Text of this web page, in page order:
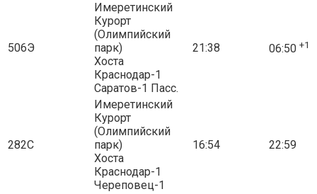
506Э
Имеретинский
Курорт
(Олимпийский
парк)
Хоста
Краснодар-1
Саратов-1 Пасс.
21:38 06:50 +1
282С
Имеретинский
Курорт
(Олимпийский
парк)
Хоста
Краснодар-1
Череповец-1
16:54 22:59